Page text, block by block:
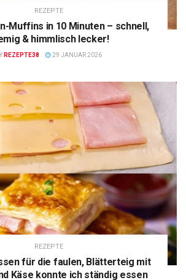
REZEPTE
Muffins in 10 Minuten – schnell,
& himmlisch lecker!
REZEPTE38 29 JANUAR 2026
REZEPTE
für die faulen, Blätterteig mit
Käse konnte ich ständig essen